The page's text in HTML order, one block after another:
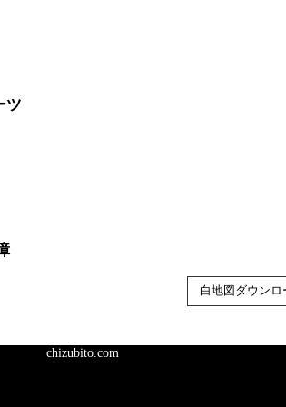
ツ
白地図ダウンロ
chizubito.com